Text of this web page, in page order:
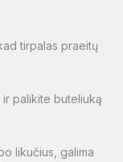
tirpalas praeitų
palikite buteliuką
likučius, galima